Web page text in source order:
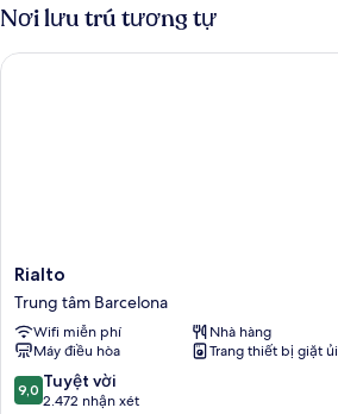
Nơi lưu trú tương tự
Rialto
Trung
tâm
Barcelona
Rialto
Trung tâm Barcelona
Wifi miễn phí
Nhà hàng
Máy điều hòa
Trang thiết bị giặt ủi
9.0
trên
9,0 Tuyệt vời
2.472 nhận xét
Rialto